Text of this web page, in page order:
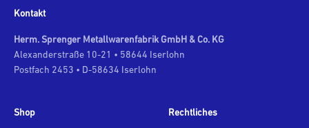
Kontakt
Herm. Sprenger Metallwarenfabrik GmbH & Co. KG
Alexanderstraße 10-21 • 58644 Iserlohn
Postfach 2453 • D-58634 Iserlohn
Shop Rechtliches